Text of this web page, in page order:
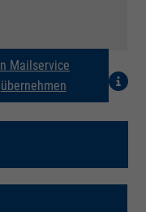
In Mailservice
übernehmen